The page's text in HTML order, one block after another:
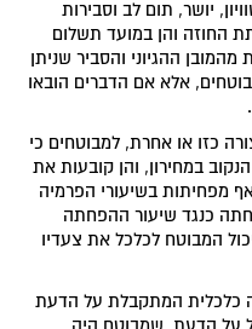
יושר, תום לב וסבירות
החוזה והן במועד תשלום
מהמובן ההגיוני והסביר שניתן
אלא אם הדברים הובאו
כזו או אחרת, למבוטחים כי
במחירון, והן קובעות את
מפחיתות בשיעורי הפרמיה
כנגד שיעור ההפחתה
המבוטח לכלכל את צעדיו
כלכלית המתקבלת על הדעת